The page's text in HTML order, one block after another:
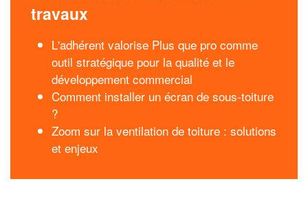
travaux
L'adhérent valorise Plus que pro comme
outil stratégique pour la qualité et le
développement commercial
Comment installer un écran de sous-toiture
?
Zoom sur la ventilation de toiture : solutions
et enjeux